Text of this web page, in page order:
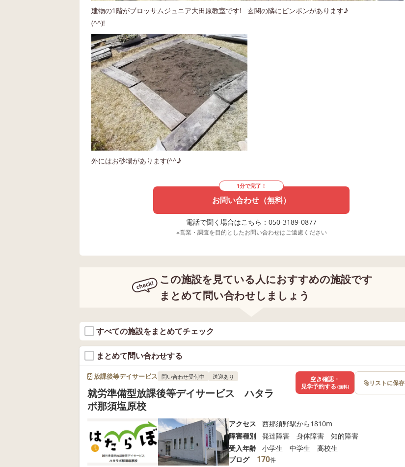
建物の1階がブロッサムジュニア大田原教室です!
(^^)!
玄関の隣にピンポンがあります♪
外にはお砂場があります(^^♪
1分で完了！
お問い合わせ（無料）
電話で聞く場合はこちら：050-3189-0877
※営業・調査を目的としたお問い合わせはご遠慮ください
この施設を見ている人におすすめの施設です
まとめて問い合わせしましょう
すべての施設をまとめてチェック
まとめて問い合わせする
放課後等デイサービス 問い合わせ受付中 送迎あり
就労準備型放課後等デイサービス ハタラ
ボ那須塩原校
アクセス
西那須野駅から1810m
障害種別
発達障害 身体障害 知的障害
受入年齢
小学生 中学生 高校生
ブログ
170件
空き確認・
見学予約する (無料) リストに保存